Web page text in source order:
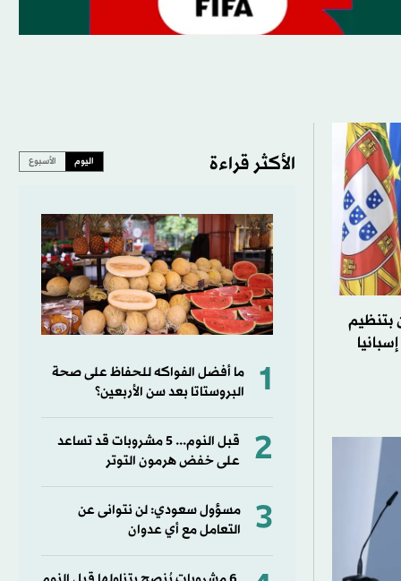
بتنظيم
الأكثر قراءة اليوم الأسبوع
1
ما أفضل الفواكه للحفاظ على صحة
البروستاتا بعد سن الأربعين؟
2
قبل النوم... 5 مشروبات قد تساعد
على خفض هرمون التوتر
3
مسؤول سعودي: لن نتوانى عن
التعامل مع أي عدوان